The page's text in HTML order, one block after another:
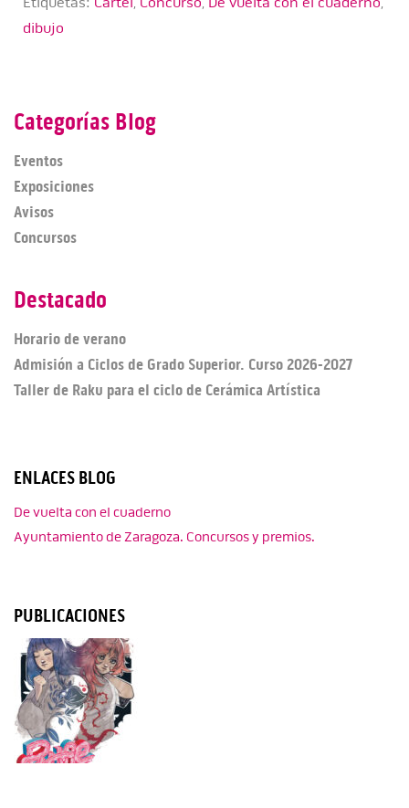
dibujo
Categorías Blog
Eventos
Exposiciones
Avisos
Concursos
Destacado
Horario de verano
Admisión a Ciclos de Grado Superior. Curso 2026-2027
Taller de Raku para el ciclo de Cerámica Artística
ENLACES BLOG
De vuelta con el cuaderno
Ayuntamiento de Zaragoza. Concursos y premios.
PUBLICACIONES